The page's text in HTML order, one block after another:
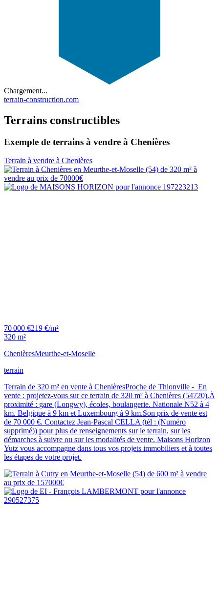
Chargement...
terrain-construction.com
Terrains constructibles
Exemple de terrains à vendre à Chenières
Terrain à vendre à Chenières
70 000 €219 €/m²
320 m²
ChenièresMeurthe-et-Moselle
terrain
Terrain de 320 m² en vente à ChenièresProche de Thionville - En
vente : projetez-vous sur ce terrain de 320 m² à Chenières (54720).À
proximité : gare (Longwy), écoles, boulangerie. Nationale N52 à 4
km. Belgique à 9 km et Luxembourg à 9 km.Son prix de vente est
de 70 000 €. Contactez Jean-Pascal CELLA (tél : (Numéro
supprimé)) pour plus de renseignements sur le terrain, sur les
démarches à suivre ou sur les modalités de vente. Maisons Horizon
Yutz vous accompagne dans tous vos projets immobiliers et à toutes
les étapes de votre projet.